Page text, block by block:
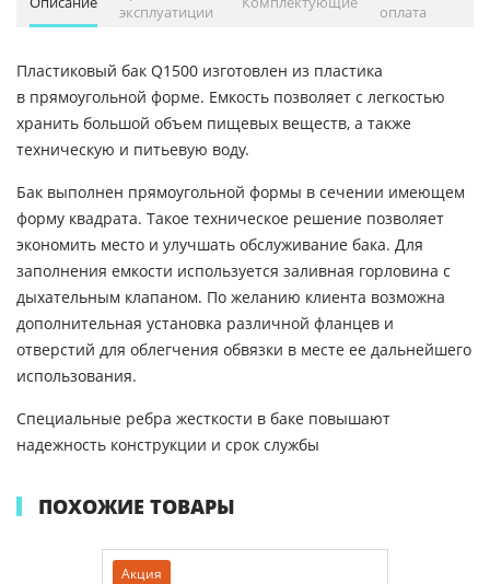
эксплуатиции
оплата
Пластиковый бак Q1500 изготовлен из пластика
в прямоугольной форме. Емкость позволяет с легкостью
хранить большой объем пищевых веществ, а также
техническую и питьевую воду.
Бак выполнен прямоугольной формы в сечении имеющем
форму квадрата. Такое техническое решение позволяет
экономить место и улучшать обслуживание бака. Для
заполнения емкости используется заливная горловина с
дыхательным клапаном. По желанию клиента возможна
дополнительная установка различной фланцев и
отверстий для облегчения обвязки в месте ее дальнейшего
использования.
Специальные ребра жесткости в баке повышают
надежность конструкции и срок службы
ПОХОЖИЕ ТОВАРЫ
Акция